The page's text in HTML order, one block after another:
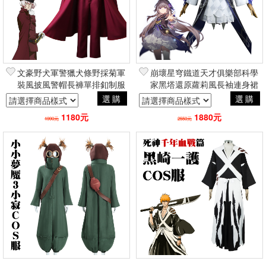
文豪野犬軍警獵犬條野採菊軍
裝風披風警帽長褲單排釦制服
套裝 萬聖節角色扮演Cosplay
選購
1990元 1180元
崩壞星穹鐵道天才俱樂部科學
家黑塔還原蘿莉風長袖連身裙
套裝 萬聖節角色扮演cosplay
動漫
選購
2550元 1880元